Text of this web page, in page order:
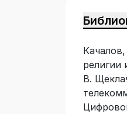
религии
В.